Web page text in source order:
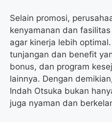
Selain promosi,
kenyamanan dan
agar kinerja lebih
tunjangan dan benefit
bonus, dan program
lainnya. Dengan
Indah Otsuka bukan
juga nyaman dan